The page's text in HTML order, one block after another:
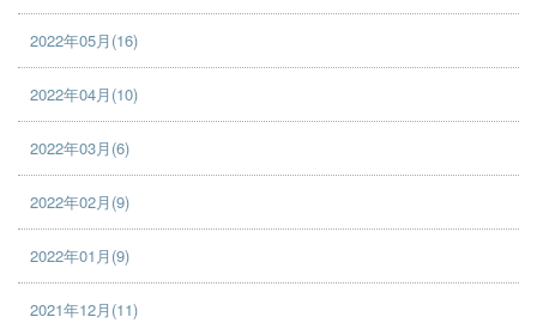
2022年05月(16)
2022年04月(10)
2022年03月(6)
2022年02月(9)
2022年01月(9)
2021年12月(11)